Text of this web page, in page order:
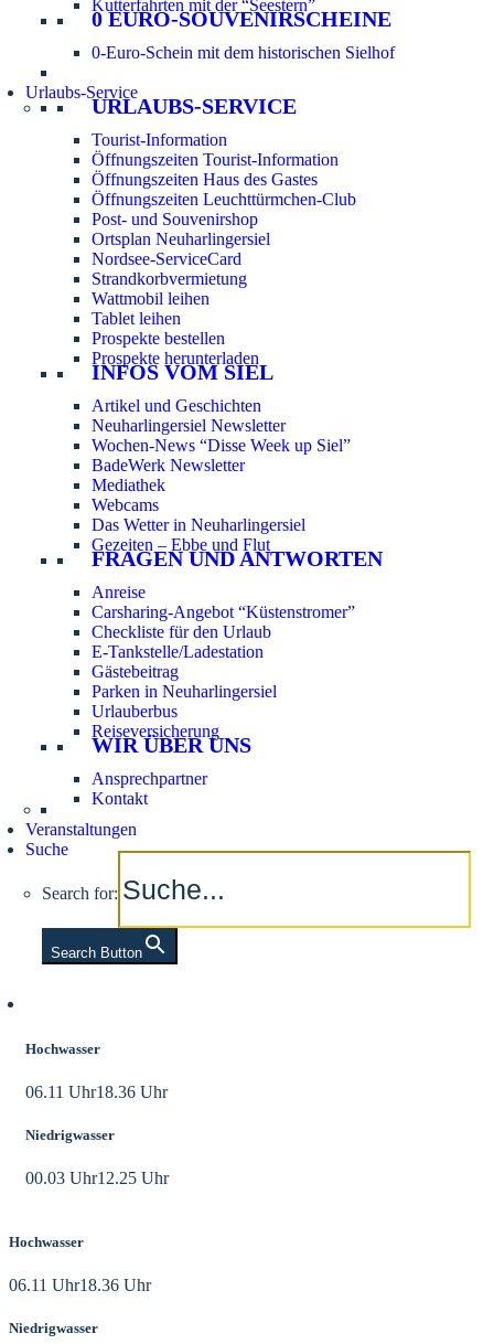
Kutterfahrten mit der “Seestern”
0 EURO-SOUVENIRSCHEINE
0-Euro-Schein mit dem historischen Sielhof
Urlaubs-Service
URLAUBS-SERVICE
Tourist-Information
Öffnungszeiten Tourist-Information
Öffnungszeiten Haus des Gastes
Öffnungszeiten Leuchttürmchen-Club
Post- und Souvenirshop
Ortsplan Neuharlingersiel
Nordsee-ServiceCard
Strandkorbvermietung
Wattmobil leihen
Tablet leihen
Prospekte bestellen
Prospekte herunterladen
INFOS VOM SIEL
Artikel und Geschichten
Neuharlingersiel Newsletter
Wochen-News “Disse Week up Siel”
BadeWerk Newsletter
Mediathek
Webcams
Das Wetter in Neuharlingersiel
Gezeiten – Ebbe und Flut
FRAGEN UND ANTWORTEN
Anreise
Carsharing-Angebot “Küstenstromer”
Checkliste für den Urlaub
E-Tankstelle/Ladestation
Gästebeitrag
Parken in Neuharlingersiel
Urlauberbus
Reiseversicherung
WIR ÜBER UNS
Ansprechpartner
Kontakt
Veranstaltungen
Suche
Search for:
Search Button
Hochwasser
06.11 Uhr18.36 Uhr
Niedrigwasser
00.03 Uhr12.25 Uhr
Hochwasser
06.11 Uhr18.36 Uhr
Niedrigwasser